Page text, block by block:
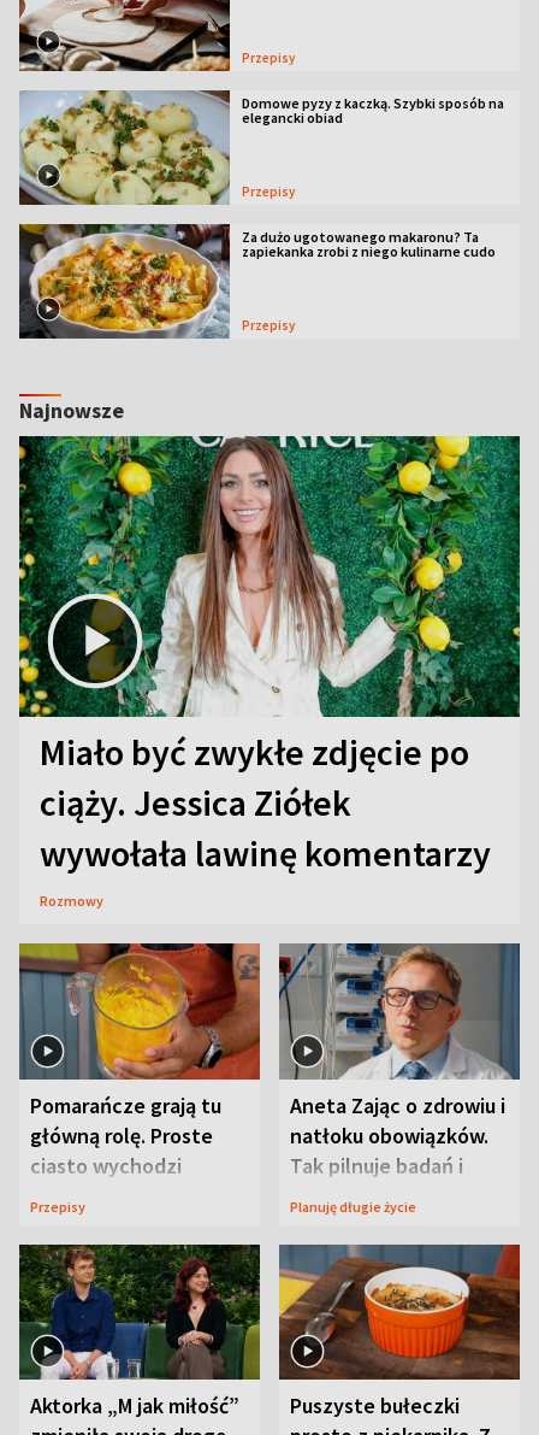
Przepisy
Domowe pyzy z kaczką. Szybki sposób na
elegancki obiad
Przepisy
Za dużo ugotowanego makaronu? Ta
zapiekanka zrobi z niego kulinarne cudo
Przepisy
Najnowsze
Miało być zwykłe zdjęcie po
ciąży. Jessica Ziółek
wywołała lawinę komentarzy
Rozmowy
Pomarańcze grają tu
główną rolę. Proste
ciasto wychodzi
wyjątkowo wilgotne
Przepisy
Aneta Zając o zdrowiu i
natłoku obowiązków.
Tak pilnuje badań i
wizyt
Planuję długie życie
Aktorka „M jak miłość”
Puszyste bułeczki